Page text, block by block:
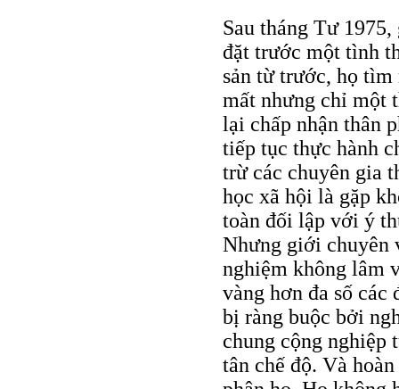
Sau tháng Tư
đặt trước một tình
sản từ trước, họ tìm
mất nhưng chỉ một
lại chấp nhận thân
tiếp tục thực hành
trừ các chuyên gia
học xã hội là gặp
toàn đối lập với ý
Nhưng giới chuyên
nghiệm không lâm
vàng hơn đa số các
bị ràng buộc bởi
chung cộng nghiệp
tân chế độ. Và